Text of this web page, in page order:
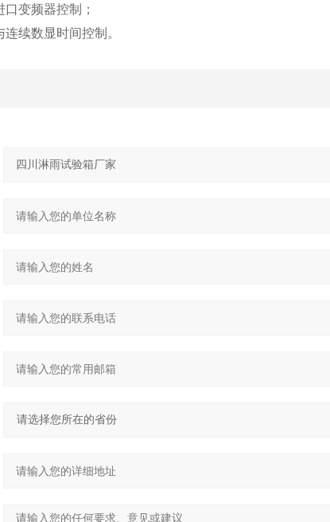
变频器控制；
续数显时间控制。